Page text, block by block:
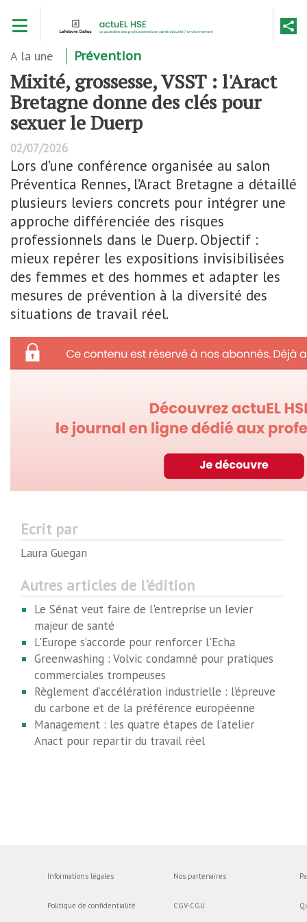
contenu
A la une Prévention
Mixité, grossesse, VSST : l'Aract
Bretagne donne des clés pour
sexuer le Duerp
02/07/2026
Lors d’une conférence organisée au salon
Préventica Rennes, l’Aract Bretagne a détaillé
plusieurs leviers concrets pour intégrer une
approche différenciée des risques
professionnels dans le Duerp. Objectif :
mieux repérer les expositions invisibilisées
des femmes et des hommes et adapter les
mesures de prévention à la diversité des
situations de travail réel.
Ecrit par
Laura Guegan
Autres articles de l'édition
Le Sénat veut faire de l'entreprise un levier
majeur de santé
L'Europe s’accorde pour renforcer l'Echa
Greenwashing : Volvic condamné pour pratiques
commerciales trompeuses
Règlement d’accélération industrielle : l’épreuve
du carbone et de la préférence européenne
Management : les quatre étapes de l’atelier
Anact pour repartir du travail réel
Informations légales
Politique de confidentialité
Nos partenaires
CGV-CGU